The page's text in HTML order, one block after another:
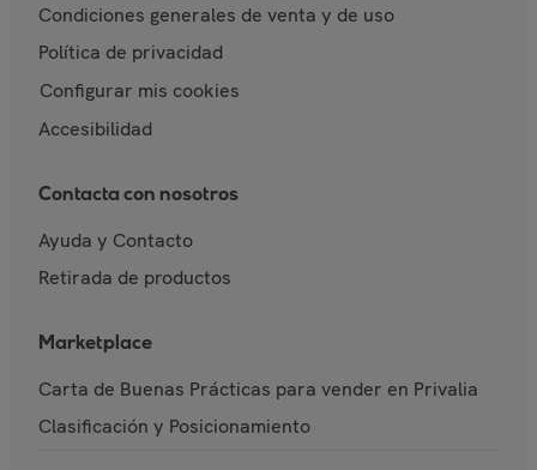
Condiciones generales de venta y de uso
Política de privacidad
Configurar mis cookies
Accesibilidad
Contacta con nosotros
Ayuda y Contacto
Retirada de productos
Marketplace
Carta de Buenas Prácticas para vender en Privalia
Clasificación y Posicionamiento